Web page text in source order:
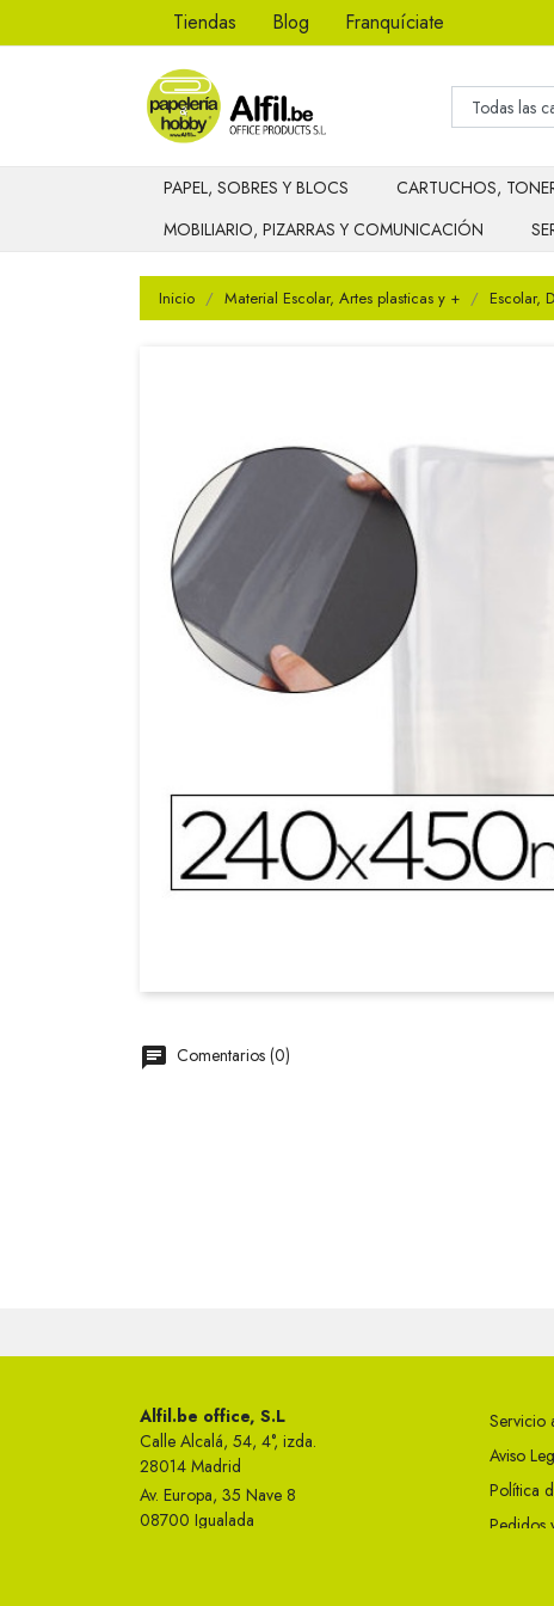
Tiendas Blog Franquíciate
PAPEL, SOBRES Y BLOCS CARTUCHOS,
MOBILIARIO, PIZARRAS Y COMUNICACIÓN
Inicio Material Escolar, Artes plasticas y + Escolar,
Comentarios (0)
Alfil.be office, S.L
Calle Alcalá, 54, 4°, izda.
28014 Madrid
Av. Europa, 35 Nave 8
08700 Igualada
Servicio
Aviso
Política
Pedidos